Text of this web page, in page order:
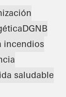
DGNB
incendios
saludable